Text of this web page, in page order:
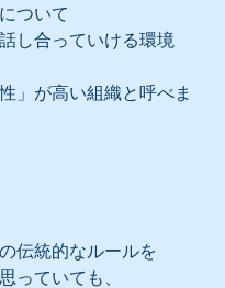
ついて
し合っていける環境
」が高い組織と呼べま
伝統的なルールを
っていても、